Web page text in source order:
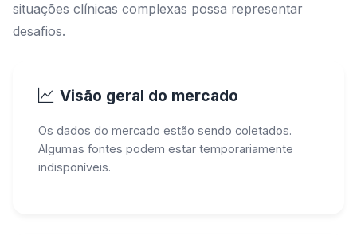
situações clínicas complexas possa representar
desafios.
Visão geral do mercado
Os dados do mercado estão sendo coletados.
Algumas fontes podem estar temporariamente
indisponíveis.